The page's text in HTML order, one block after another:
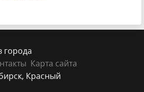
города
Карта сайта
Красный